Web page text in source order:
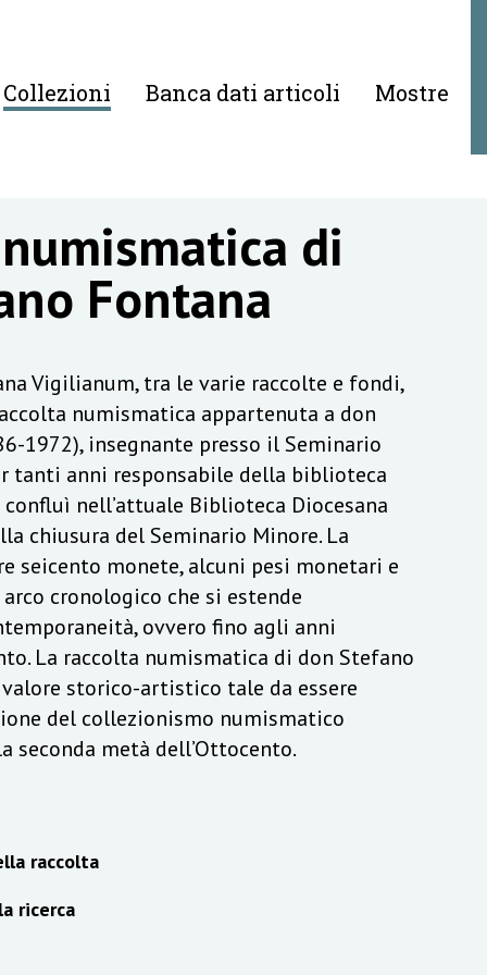
Collezioni Banca dati articoli Mostre
di
Fontana
Vigilianum, tra le varie raccolte e fondi,
numismatica appartenuta a don
1972), insegnante presso il Seminario
tanti anni responsabile della biblioteca
nell’attuale Biblioteca Diocesana
chiusura del Seminario Minore. La
seicento monete, alcuni pesi monetari e
cronologico che si estende
ovvero fino agli anni
La raccolta numismatica di don Stefano
storico-artistico tale da essere
del collezionismo numismatico
seconda metà dell’Ottocento.
raccolta
ricerca